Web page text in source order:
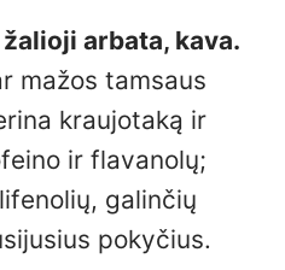
arbata, kava.
mažos tamsaus
kraujotaką ir
ir flavanolų;
galinčių
pokyčius.